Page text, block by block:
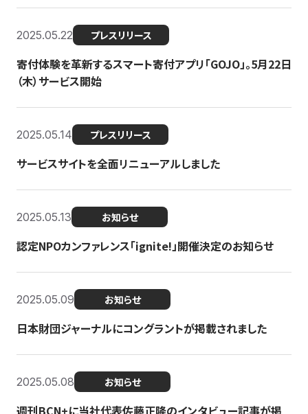
2025.05.22 プレスリリース
寄付体験を革新するスマート寄付アプリ「GOJO」。5月22日
（木）サービス開始
2025.05.14 プレスリリース
サービスサイトを全面リニューアルしました
2025.05.13 お知らせ
認定NPOカンファレンス「ignite!」開催決定のお知らせ
2025.05.09 お知らせ
日本財団ジャーナルにコングラントが掲載されました
2025.05.08 お知らせ
週刊BCN+に当社代表佐藤正隆のインタビュー記事が掲